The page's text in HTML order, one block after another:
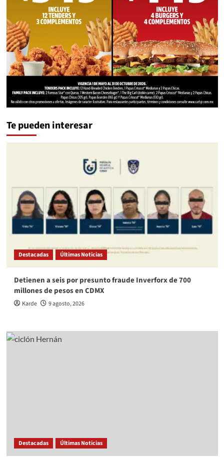
Te pueden interesar
Destacadas Últimas Noticias
Detienen a seis por presunto fraude Inverforx de 700
millones de pesos en CDMX
Karde 9 agosto, 2026
Destacadas Últimas Noticias